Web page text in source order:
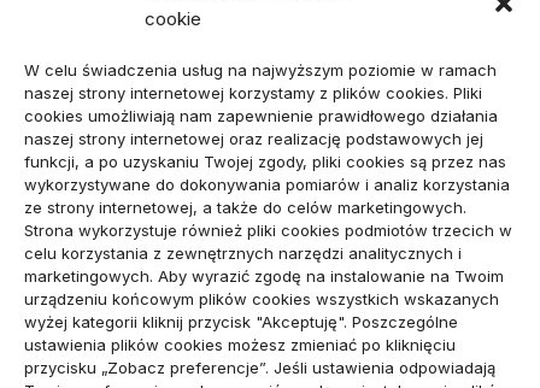
cookie
W celu świadczenia usług na najwyższym poziomie w ramach
naszej strony internetowej korzystamy z plików cookies. Pliki
cookies umożliwiają nam zapewnienie prawidłowego działania
naszej strony internetowej oraz realizację podstawowych jej
funkcji, a po uzyskaniu Twojej zgody, pliki cookies są przez nas
wykorzystywane do dokonywania pomiarów i analiz korzystania
ze strony internetowej, a także do celów marketingowych.
Strona wykorzystuje również pliki cookies podmiotów trzecich w
celu korzystania z zewnętrznych narzędzi analitycznych i
marketingowych. Aby wyrazić zgodę na instalowanie na Twoim
urządzeniu końcowym plików cookies wszystkich wskazanych
wyżej kategorii kliknij przycisk "Akceptuję". Poszczególne
ustawienia plików cookies możesz zmieniać po kliknięciu
przycisku „Zobacz preferencje”. Jeśli ustawienia odpowiadają
Biznes, Finanse(78)
Budownictwo, Przemysł(64)
Dom, Ogród(79)
Edukacja, Rozrywka(34)
Inne (89)
Moda, Lifestyle(23)
Motoryzacja(48)